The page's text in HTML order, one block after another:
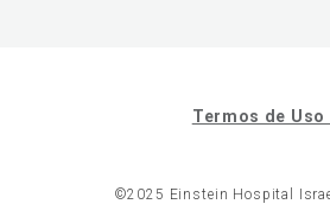
Termos de
©2025 Einstein Hospital